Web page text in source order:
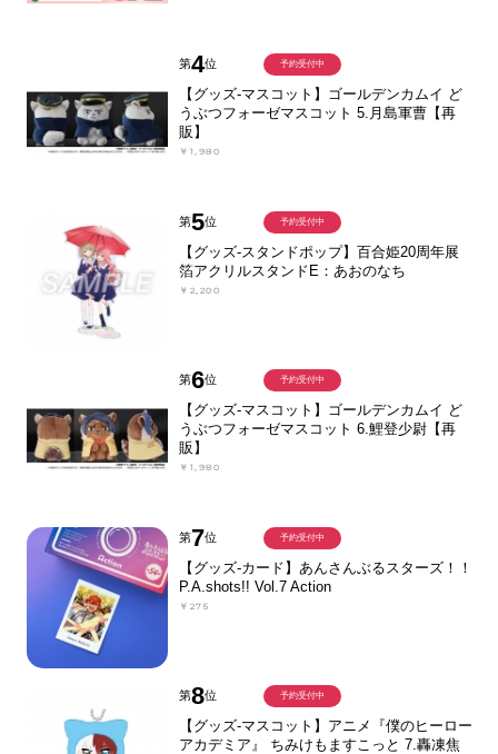
第4位
【グッズ-マスコット】ゴールデンカムイ ど
うぶつフォーゼマスコット 5.月島軍曹【再
販】
￥1,980
予約受付中
第5位
【グッズ-スタンドポップ】百合姫20周年展
箔アクリルスタンドE：あおのなち
￥2,200
予約受付中
第6位
【グッズ-マスコット】ゴールデンカムイ ど
うぶつフォーゼマスコット 6.鯉登少尉【再
販】
￥1,980
予約受付中
第7位
【グッズ-カード】あんさんぶるスターズ！！
P.A.shots!! Vol.7 Action
￥275
予約受付中
第8位
【グッズ-マスコット】アニメ『僕のヒーロー
アカデミア』 ちみけもますこっと 7.轟凍焦
予約受付中